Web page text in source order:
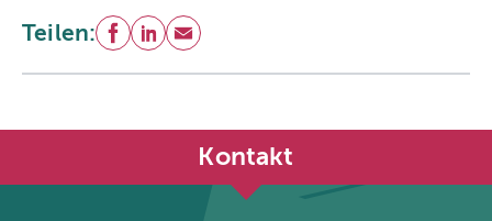
Teilen: Facebook
LinkedIn
E-Mail
Kontakt